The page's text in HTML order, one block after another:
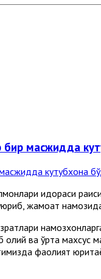
масжидда
идораси
жамоат
ва ўрта махсус
фаолият